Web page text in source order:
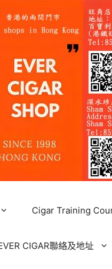
Cigar Training
CIGAR聯絡及地址